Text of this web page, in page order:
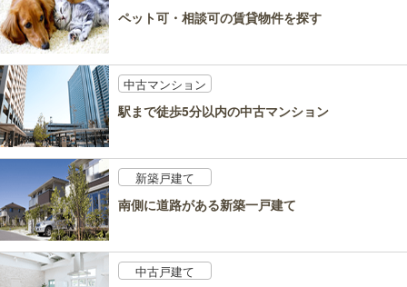
ペット可・相談可の賃貸物件を探す
中古マンション
駅まで徒歩5分以内の中古マンション
新築戸建て
南側に道路がある新築一戸建て
中古戸建て